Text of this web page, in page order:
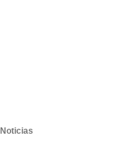
Noticias